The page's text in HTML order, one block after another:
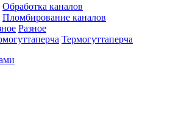
Обработка каналов
Пломбирование каналов
Разное
Термогуттаперча